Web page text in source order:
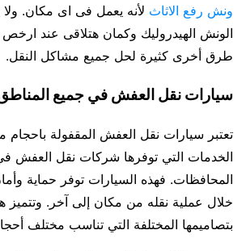
ونش رفع الاثاث لأنه يعمل فى اى مكان. ولا
الونش الهيدروليك وكمان هتلاقى عند
طرق أخرى كثيرة لحل جميع مشاكل النقل.
سيارات نقل العفش في جميع المناطق
تعتبر سيارات نقل العفش المقفولة باحجام
الخدمات التي توفرها شركات نقل العفش
المحافظات. فهذه السيارات توفر حماية
خلال عملية نقله من مكان إلى آخر. وتتميز
بتصاميمها المختلفة التي تناسب مختلف